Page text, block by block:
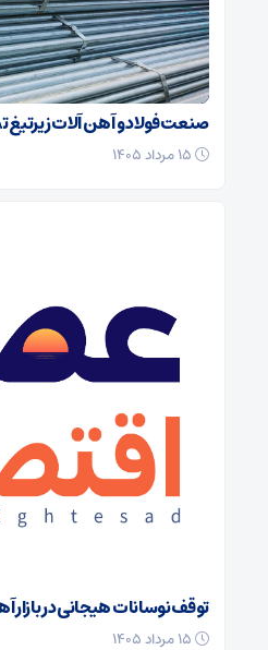
صنعت فولاد و آهن آلات
توقف نوسانات هیجانی در بازار